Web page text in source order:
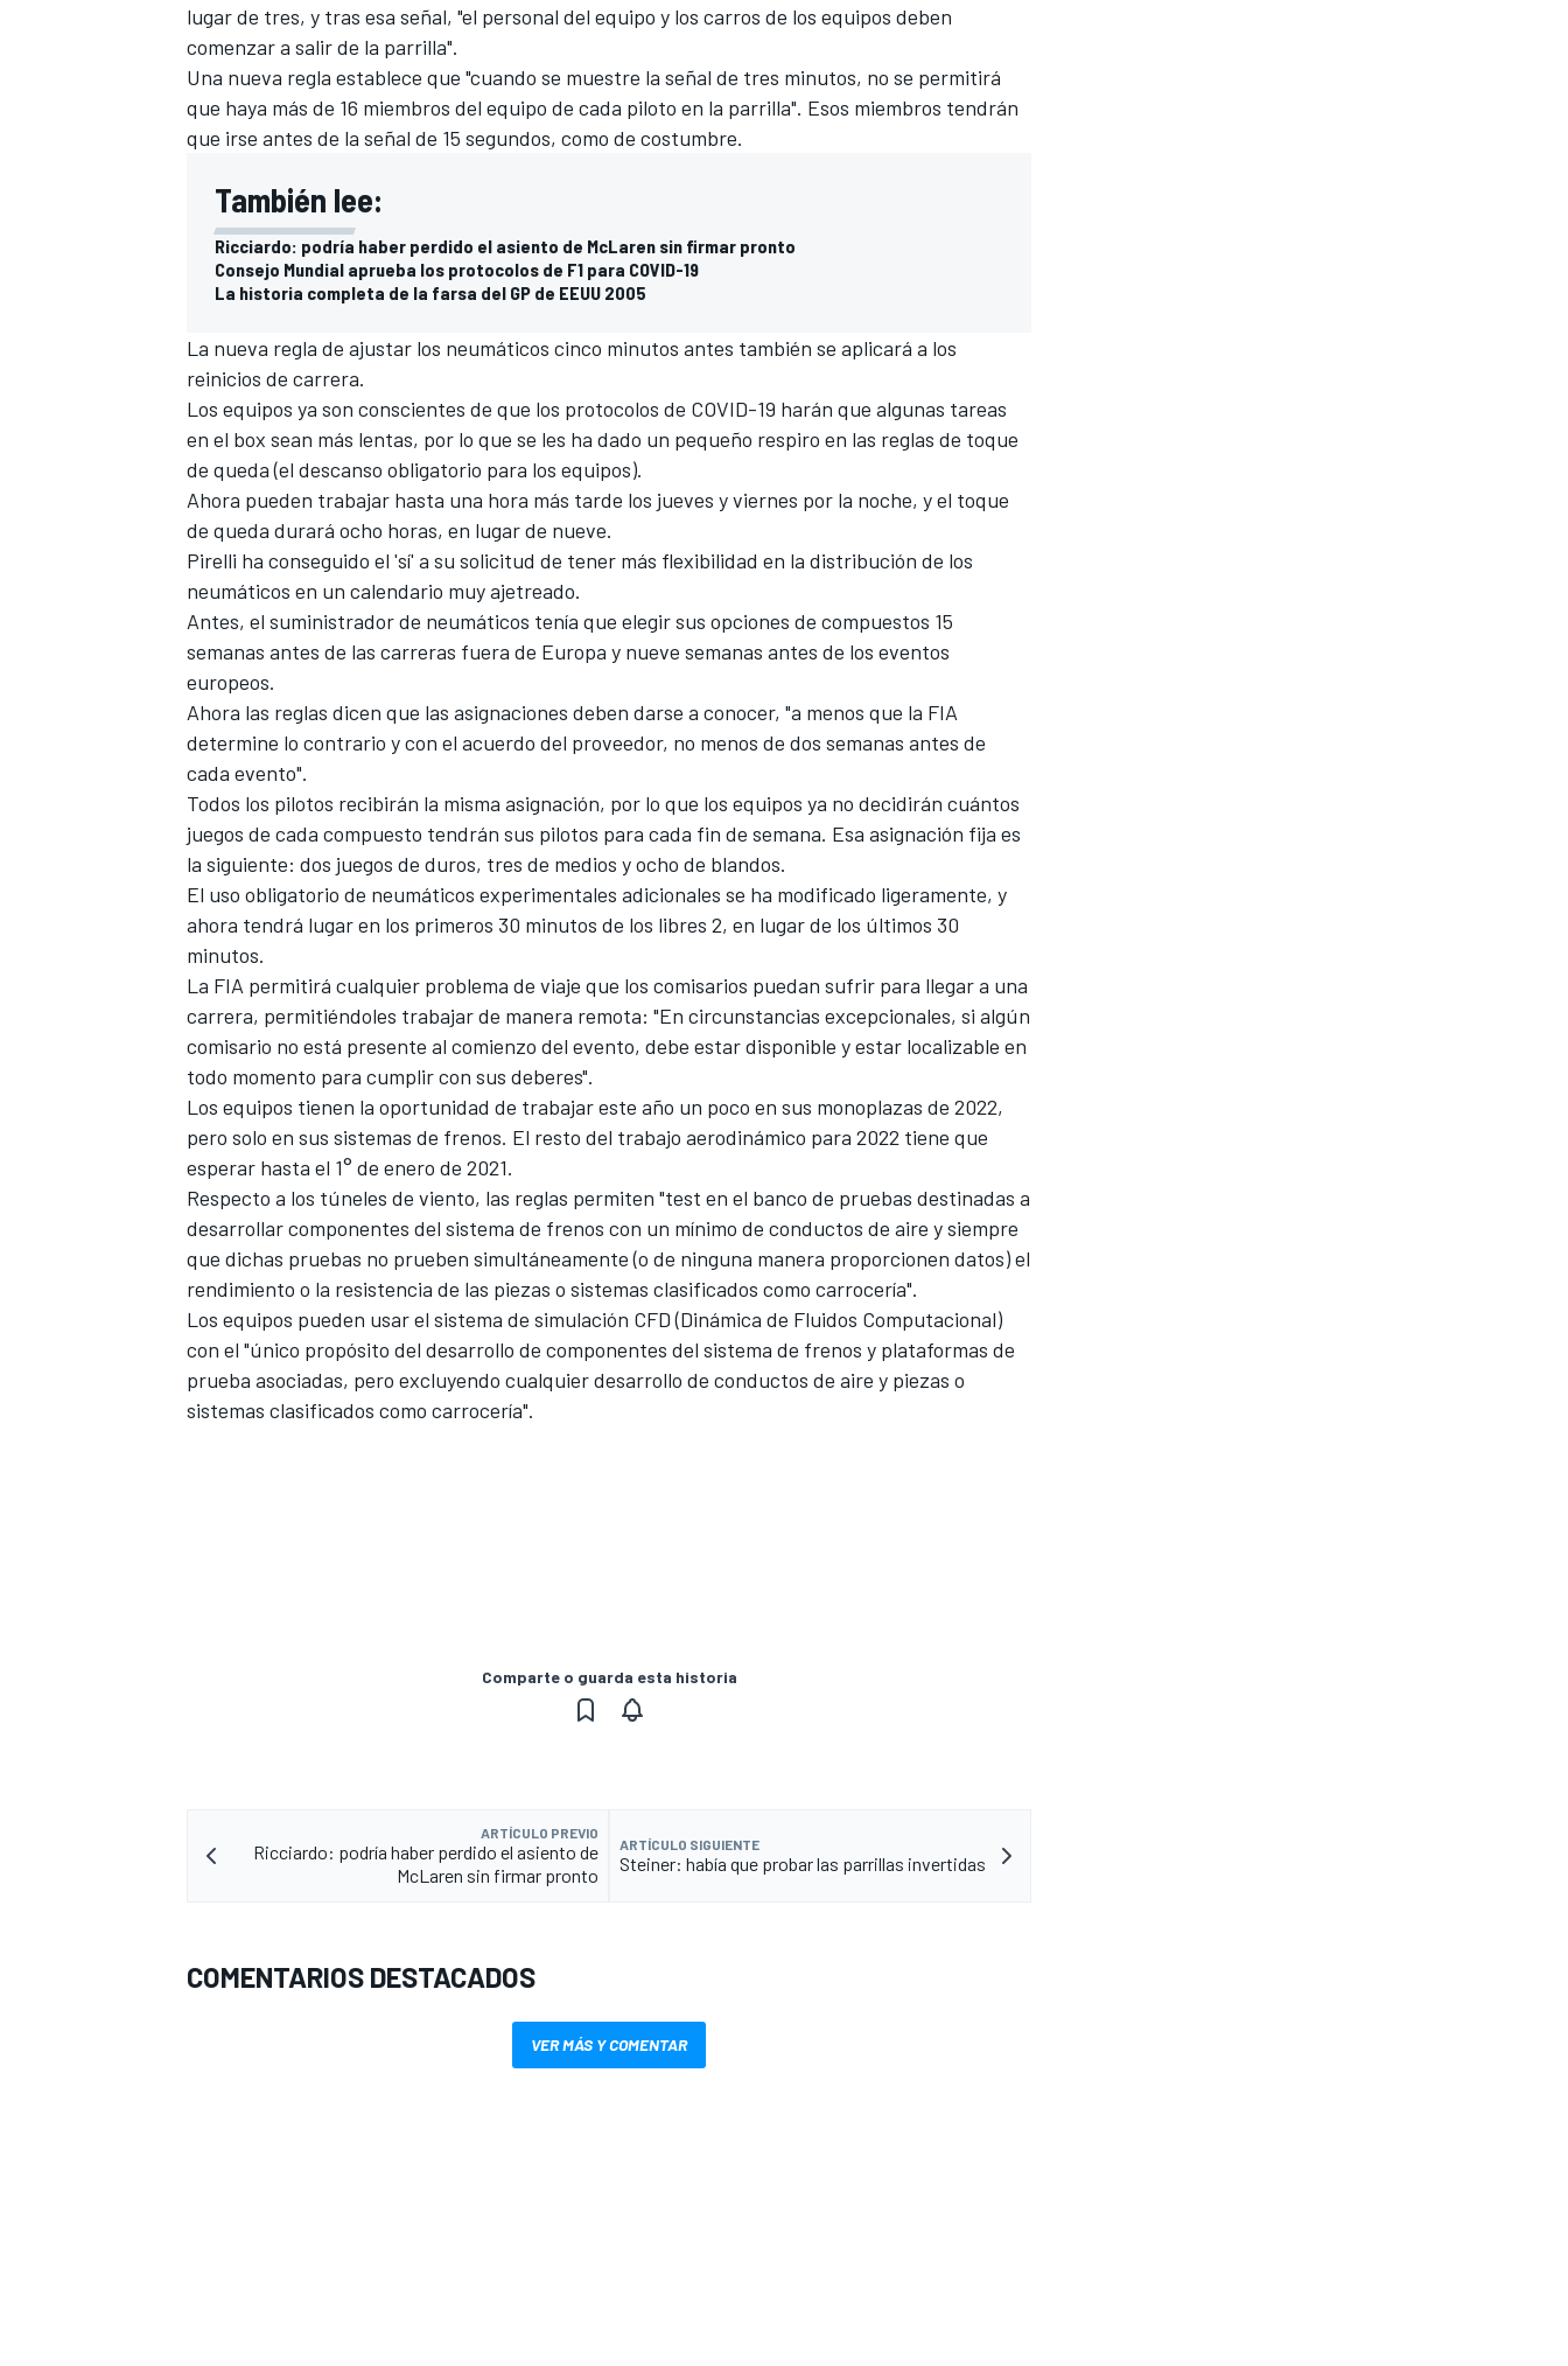
MÁS CATEGORÍAS
lugar de tres, y tras esa señal, "el personal del equipo y los carros de los equipos deben
comenzar a salir de la parrilla".
Una nueva regla establece que "cuando se muestre la señal de tres minutos, no se permitirá
que haya más de 16 miembros del equipo de cada piloto en la parrilla". Esos miembros tendrán
que irse antes de la señal de 15 segundos, como de costumbre.
También lee:
Ricciardo: podría haber perdido el asiento de McLaren sin firmar pronto
Consejo Mundial aprueba los protocolos de F1 para COVID-19
La historia completa de la farsa del GP de EEUU 2005
La nueva regla de ajustar los neumáticos cinco minutos antes también se aplicará a los
reinicios de carrera.
Los equipos ya son conscientes de que los protocolos de COVID-19 harán que algunas tareas
en el box sean más lentas, por lo que se les ha dado un pequeño respiro en las reglas de toque
de queda (el descanso obligatorio para los equipos).
Ahora pueden trabajar hasta una hora más tarde los jueves y viernes por la noche, y el toque
de queda durará ocho horas, en lugar de nueve.
Pirelli ha conseguido el 'sí' a su solicitud de tener más flexibilidad en la distribución de los
neumáticos en un calendario muy ajetreado.
Antes, el suministrador de neumáticos tenía que elegir sus opciones de compuestos 15
semanas antes de las carreras fuera de Europa y nueve semanas antes de los eventos
europeos.
Ahora las reglas dicen que las asignaciones deben darse a conocer, "a menos que la FIA
determine lo contrario y con el acuerdo del proveedor, no menos de dos semanas antes de
cada evento".
Todos los pilotos recibirán la misma asignación, por lo que los equipos ya no decidirán cuántos
juegos de cada compuesto tendrán sus pilotos para cada fin de semana. Esa asignación fija es
la siguiente: dos juegos de duros, tres de medios y ocho de blandos.
El uso obligatorio de neumáticos experimentales adicionales se ha modificado ligeramente, y
ahora tendrá lugar en los primeros 30 minutos de los libres 2, en lugar de los últimos 30
minutos.
La FIA permitirá cualquier problema de viaje que los comisarios puedan sufrir para llegar a una
carrera, permitiéndoles trabajar de manera remota: "En circunstancias excepcionales, si algún
comisario no está presente al comienzo del evento, debe estar disponible y estar localizable en
todo momento para cumplir con sus deberes".
Los equipos tienen la oportunidad de trabajar este año un poco en sus monoplazas de 2022,
pero solo en sus sistemas de frenos. El resto del trabajo aerodinámico para 2022 tiene que
esperar hasta el 1° de enero de 2021.
Respecto a los túneles de viento, las reglas permiten "test en el banco de pruebas destinadas a
desarrollar componentes del sistema de frenos con un mínimo de conductos de aire y siempre
que dichas pruebas no prueben simultáneamente (o de ninguna manera proporcionen datos) el
rendimiento o la resistencia de las piezas o sistemas clasificados como carrocería".
Los equipos pueden usar el sistema de simulación CFD (Dinámica de Fluidos Computacional)
con el "único propósito del desarrollo de componentes del sistema de frenos y plataformas de
prueba asociadas, pero excluyendo cualquier desarrollo de conductos de aire y piezas o
sistemas clasificados como carrocería".
Comparte o guarda esta historia
ARTÍCULO PREVIO
Ricciardo: podría haber perdido el asiento de
McLaren sin firmar pronto
ARTÍCULO SIGUIENTE
Steiner: había que probar las parrillas invertidas
COMENTARIOS DESTACADOS
VER MÁS Y COMENTAR